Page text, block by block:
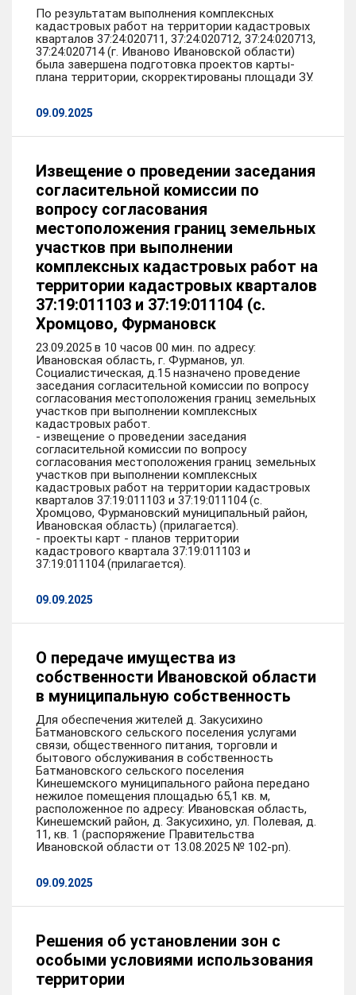
По результатам выполнения комплексных
кадастровых работ на территории кадастровых
кварталов 37:24:020711, 37:24:020712, 37:24:020713,
37:24:020714 (г. Иваново Ивановской области)
была завершена подготовка проектов карты-
плана территории, скорректированы площади ЗУ.
09.09.2025
Извещение о проведении заседания
согласительной комиссии по
вопросу согласования
местоположения границ земельных
участков при выполнении
комплексных кадастровых работ на
территории кадастровых кварталов
37:19:011103 и 37:19:011104 (с.
Хромцово, Фурмановск
23.09.2025 в 10 часов 00 мин. по адресу:
Ивановская область, г. Фурманов, ул.
Социалистическая, д.15 назначено проведение
заседания согласительной комиссии по вопросу
согласования местоположения границ земельных
участков при выполнении комплексных
кадастровых работ.
- извещение о проведении заседания
согласительной комиссии по вопросу
согласования местоположения границ земельных
участков при выполнении комплексных
кадастровых работ на территории кадастровых
кварталов 37:19:011103 и 37:19:011104 (с.
Хромцово, Фурмановский муниципальный район,
Ивановская область) (прилагается).
- проекты карт - планов территории
кадастрового квартала 37:19:011103 и
37:19:011104 (прилагается).
09.09.2025
О передаче имущества из
собственности Ивановской области
в муниципальную собственность
Для обеспечения жителей д. Закусихино
Батмановского сельского поселения услугами
связи, общественного питания, торговли и
бытового обслуживания в собственность
Батмановского сельского поселения
Кинешемского муниципального района передано
нежилое помещения площадью 65,1 кв. м,
расположенное по адресу: Ивановская область,
Кинешемский район, д. Закусихино, ул. Полевая, д.
11, кв. 1 (распоряжение Правительства
Ивановской области от 13.08.2025 № 102-рп).
09.09.2025
Решения об установлении зон с
особыми условиями использования
территории